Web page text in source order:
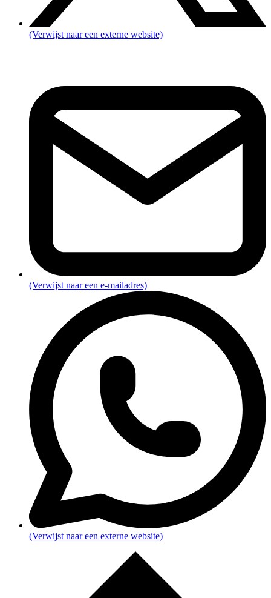
(Verwijst naar een externe website)
(Verwijst naar een e-mailadres)
(Verwijst naar een externe website)